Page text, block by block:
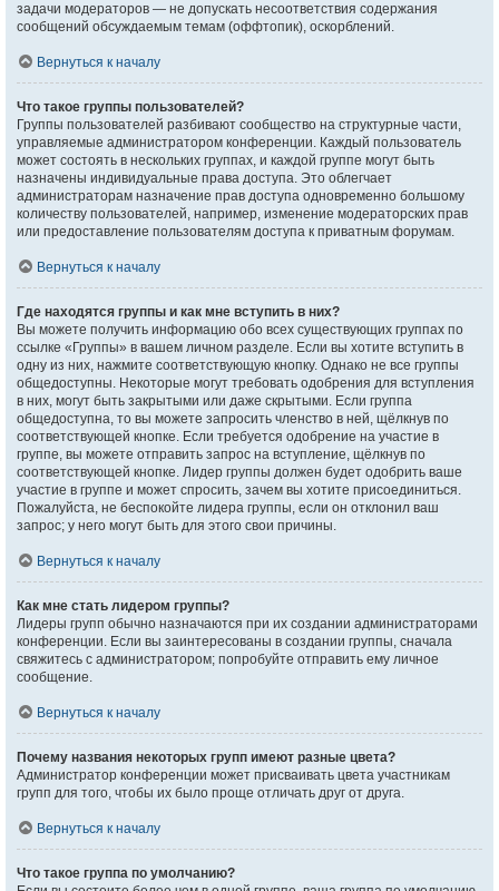
задачи модераторов — не допускать несоответствия содержания
сообщений обсуждаемым темам (оффтопик), оскорблений.
Вернуться к началу
Что такое группы пользователей?
Группы пользователей разбивают сообщество на структурные части,
управляемые администратором конференции. Каждый пользователь
может состоять в нескольких группах, и каждой группе могут быть
назначены индивидуальные права доступа. Это облегчает
администраторам назначение прав доступа одновременно большому
количеству пользователей, например, изменение модераторских прав
или предоставление пользователям доступа к приватным форумам.
Вернуться к началу
Где находятся группы и как мне вступить в них?
Вы можете получить информацию обо всех существующих группах по
ссылке «Группы» в вашем личном разделе. Если вы хотите вступить в
одну из них, нажмите соответствующую кнопку. Однако не все группы
общедоступны. Некоторые могут требовать одобрения для вступления
в них, могут быть закрытыми или даже скрытыми. Если группа
общедоступна, то вы можете запросить членство в ней, щёлкнув по
соответствующей кнопке. Если требуется одобрение на участие в
группе, вы можете отправить запрос на вступление, щёлкнув по
соответствующей кнопке. Лидер группы должен будет одобрить ваше
участие в группе и может спросить, зачем вы хотите присоединиться.
Пожалуйста, не беспокойте лидера группы, если он отклонил ваш
запрос; у него могут быть для этого свои причины.
Вернуться к началу
Как мне стать лидером группы?
Лидеры групп обычно назначаются при их создании администраторами
конференции. Если вы заинтересованы в создании группы, сначала
свяжитесь с администратором; попробуйте отправить ему личное
сообщение.
Вернуться к началу
Почему названия некоторых групп имеют разные цвета?
Администратор конференции может присваивать цвета участникам
групп для того, чтобы их было проще отличать друг от друга.
Вернуться к началу
Что такое группа по умолчанию?